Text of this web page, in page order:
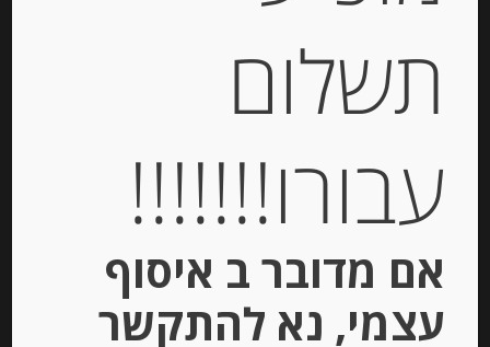
יחידות
תשלום
עבורו!!!!!!!
אם מדובר ב איסוף
עצמי, נא להתקשר